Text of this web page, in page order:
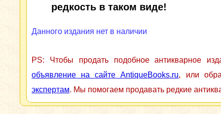
редкость в таком виде!
Данного издания нет в наличии
PS: Чтобы продать подобное антикварное
объявление на сайте AntiqueBooks.ru, или
экспертам. Мы помогаем продавать редкие